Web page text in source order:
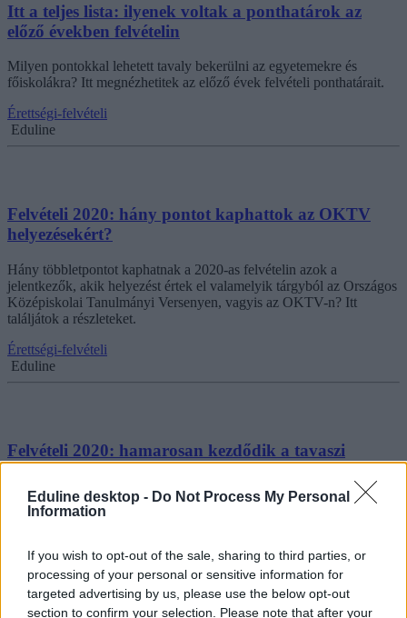
Eduline desktop - Do Not Process My Personal
Information
If you wish to opt-out of the sale, sharing to third parties, or
processing of your personal or sensitive information for
targeted advertising by us, please use the below opt-out
section to confirm your selection. Please note that after your
Itt a teljes lista: ilyenek voltak a ponthatárok az
előző években felvételin
Milyen pontokkal lehetett tavaly bekerülni az egyetemekre és
főiskolákra? Itt megnézhetitek az előző évek felvételi ponthatárait.
Érettségi-felvételi
Eduline
Felvételi 2020: hány pontot kaphattok az OKTV
helyezésekért?
Hány többletpontot kaphatnak a 2020-as felvételin azok a
jelentkezők, akik helyezést értek el valamelyik tárgyból az Országos
Középiskolai Tanulmányi Versenyen, vagyis az OKTV-n? Itt
találjátok a részleteket.
Érettségi-felvételi
Eduline
Felvételi 2020: hamarosan kezdődik a tavaszi
ügyintézési időszak
Ugyan lezárult a jelentkezési és hitelesítési időszak azoknak, akik
felvételiznek, azonban még senki nem dőlhet hátra, mert érkezik a
tudnotok kell a további teendőkről.
Érettségi-felvételi
Eduline